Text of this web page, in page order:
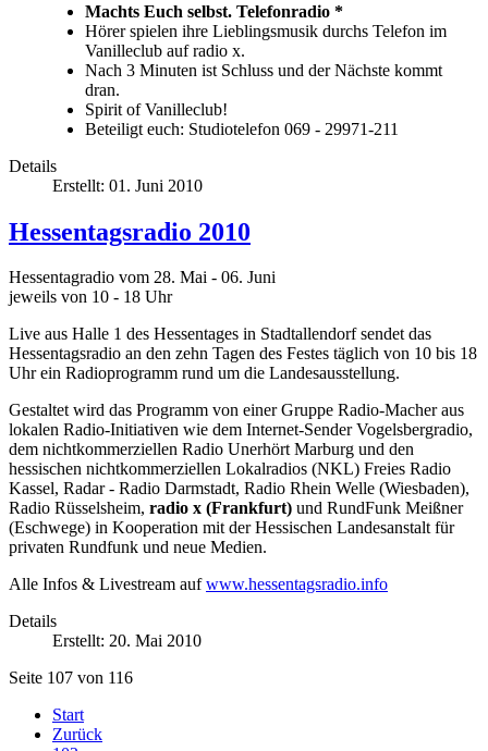
Machts Euch selbst. Telefonradio *
Hörer spielen ihre Lieblingsmusik durchs Telefon im
Vanilleclub auf radio x.
Nach 3 Minuten ist Schluss und der Nächste kommt
dran.
Spirit of Vanilleclub!
Beteiligt euch: Studiotelefon 069 - 29971-211
Details
Erstellt: 01. Juni 2010
Hessentagsradio 2010
Hessentagradio vom 28. Mai - 06. Juni
jeweils von 10 - 18 Uhr
Live aus Halle 1 des Hessentages in Stadtallendorf sendet das
Hessentagsradio an den zehn Tagen des Festes täglich von 10 bis 18
Uhr ein Radioprogramm rund um die Landesausstellung.
Gestaltet wird das Programm von einer Gruppe Radio-Macher aus
lokalen Radio-Initiativen wie dem Internet-Sender Vogelsbergradio,
dem nichtkommerziellen Radio Unerhört Marburg und den
hessischen nichtkommerziellen Lokalradios (NKL) Freies Radio
Kassel, Radar - Radio Darmstadt, Radio Rhein Welle (Wiesbaden),
Radio Rüsselsheim, radio x (Frankfurt) und RundFunk Meißner
(Eschwege) in Kooperation mit der Hessischen Landesanstalt für
privaten Rundfunk und neue Medien.
Alle Infos & Livestream aufwww.hessentagsradio.info
Details
Erstellt: 20. Mai 2010
Seite 107 von 116
Start
Zurück